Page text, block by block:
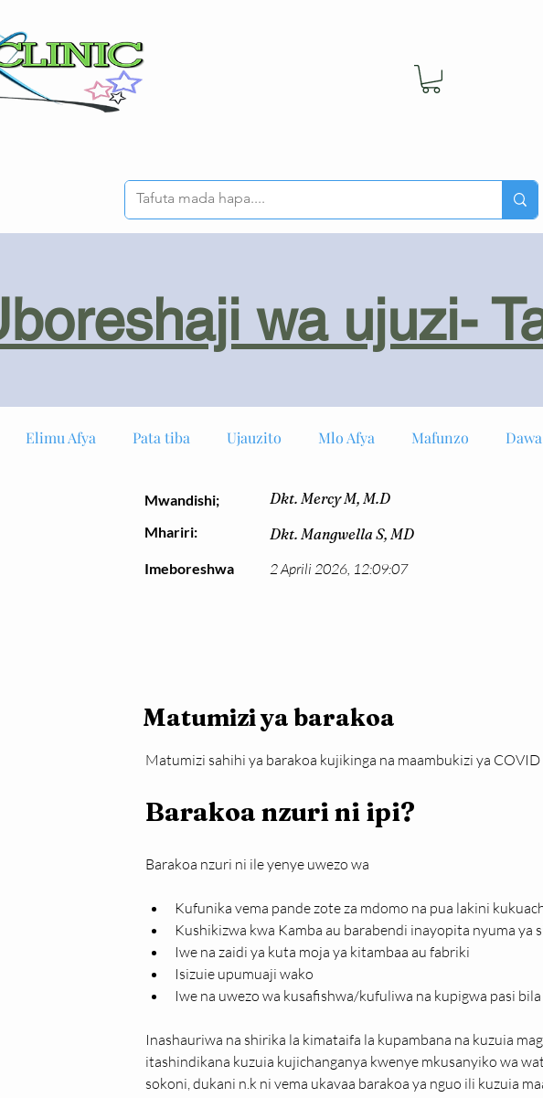
wa ujuzi-
Elimu Afya Pata tiba Ujauzito Mlo Afya Mafunzo
Mwandishi;
Mhariri:
Imeboreshwa
Dkt. Mercy M, M.D
Dkt. Mangwella S, MD
2 Aprili 2026, 12:09:07
Matumizi ya barakoa
Matumizi sahihi ya barakoa kujikinga na maambukizi ya COVID
Barakoa nzuri ni ipi?
Barakoa nzuri ni ile yenye uwezo wa
Kufunika vema pande zote za mdomo na pua lakini
Kushikizwa kwa Kamba au barabendi inayopita nyuma ya
Iwe na zaidi ya kuta moja ya kitambaa au fabriki
Isizuie upumuaji wako
Iwe na uwezo wa kusafishwa/kufuliwa na kupigwa pasi
Inashauriwa na shirika la kimataifa la kupambana na kuzuia
itashindikana kuzuia kujichanganya kwenye mkusanyiko wa
sokoni, dukani n.k ni vema ukavaa barakoa ya nguo ili kuzuia